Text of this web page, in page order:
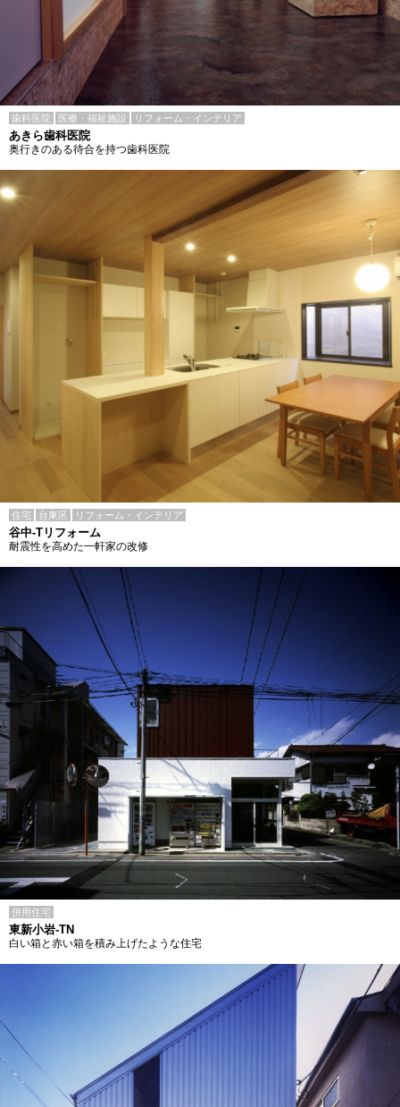
歯科医院 医療・福祉施設 リフォーム・インテリア
あきら歯科医院
奥行きのある待合を持つ歯科医院
住宅 台東区 リフォーム・インテリア
谷中-Tリフォーム
耐震性を高めた一軒家の改修
併用住宅
東新小岩-TN
白い箱と赤い箱を積み上げたような住宅